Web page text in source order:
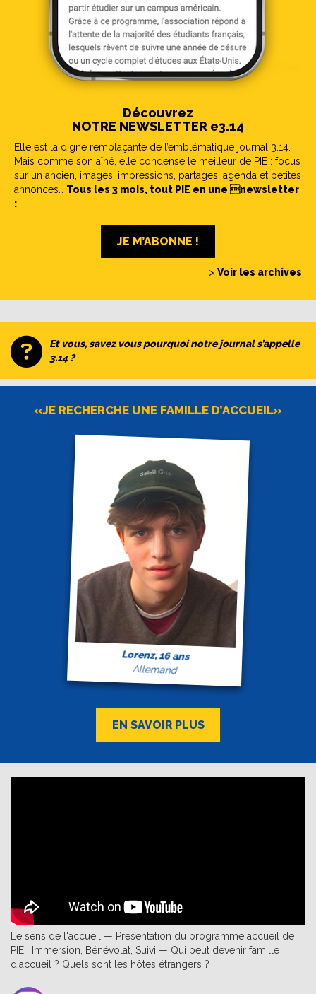
Découvrez
NOTRE NEWSLETTER e3.14
Elle est la digne remplaçante de l’emblématique journal 3.14.
Mais comme son aîné, elle condense le meilleur de PIE : focus
sur un ancien, images, impressions, partages, agenda et petites
annonces… Tous les 3 mois, tout PIE en une newsletter
:
JE M’ABONNE !
> Voir les archives
Et vous, savez vous pourquoi notre journal s’appelle
3.14 ?
«JE RECHERCHE UNE FAMILLE D’ACCUEIL»
Lorenz, 16 ans
Allemand
EN SAVOIR PLUS
Le sens de l'accueil — Présentation du programme accueil de
PIE : Immersion, Bénévolat, Suivi — Qui peut devenir famille
d'accueil ? Quels sont les hôtes étrangers ?